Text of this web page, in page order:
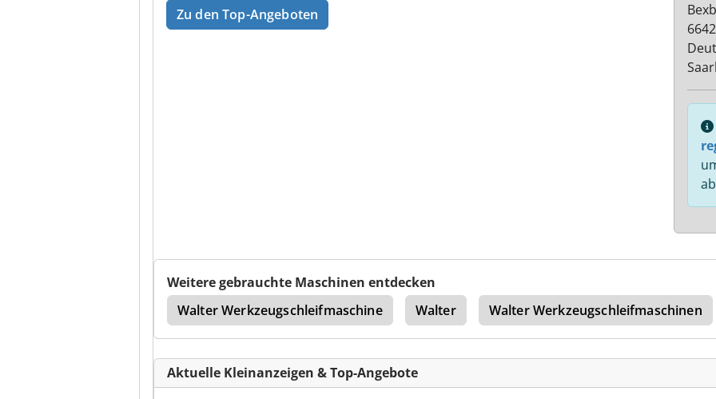
Zu den Top-Angeboten
Weitere gebrauchte Maschinen entdecken
Walter Werkzeugschleifmaschine
Walter Walter Werkzeugschleifmaschinen
Aktuelle Kleinanzeigen & Top-Angebote